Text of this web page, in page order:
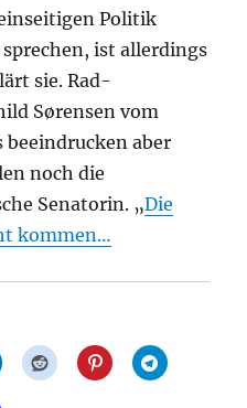
Politik
ist allerdings
sie. Rad-
Sørensen vom
beeindrucken aber
noch die
Senatorin. „Die
kommen…